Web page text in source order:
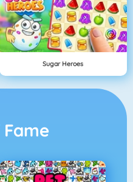
Sugar Heroes
Fame